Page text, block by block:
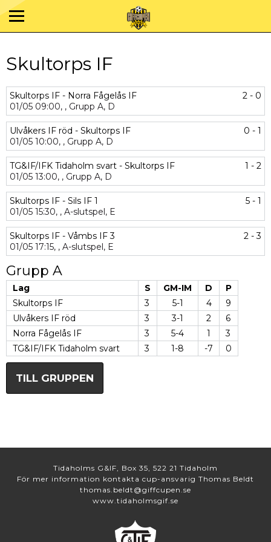
Skultorps IF
Skultorps IF - Norra Fågelås IF
2 - 0
01/05 09:00, , Grupp A, D
Ulvåkers IF röd - Skultorps IF
0 - 1
01/05 10:00, , Grupp A, D
TG&IF/IFK Tidaholm svart - Skultorps IF
1 - 2
01/05 13:00, , Grupp A, D
Skultorps IF - Sils IF 1
5 - 1
01/05 15:30, , A-slutspel, E
Skultorps IF - Våmbs IF 3
2 - 3
01/05 17:15, , A-slutspel, E
Grupp A
Lag S GM-IM D
P
Skultorps IF
3 5-1 4
9
Ulvåkers IF röd
3 3-1 2
6
Norra Fågelås IF
3 5-4 1
3
TG&IF/IFK Tidaholm svart
3 1-8 -7 0
TILL GRUPPEN
Tidaholms G&IF, Box 35, 522 21 Tidaholm
För mer information kontakta cup-ansvarig Thomas Beldt
thomas.beldt@giffcupen.se
www.tidaholmsgif.se